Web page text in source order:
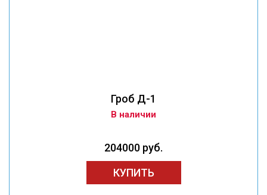
Гроб Д-1
В наличии
204000 руб.
КУПИТЬ